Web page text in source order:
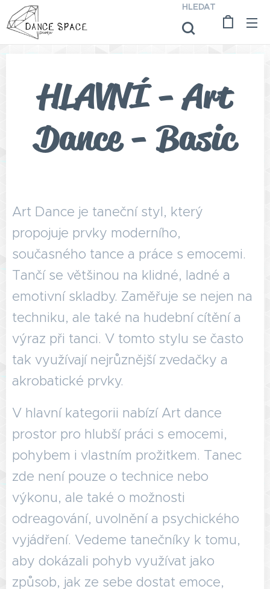
HLEDAT
HLAVNÍ - Art
Dance - Basic
Art Dance je taneční styl, který
propojuje prvky moderního,
současného tance a práce s emocemi.
Tančí se většinou na klidné, ladné a
emotivní skladby. Zaměřuje se nejen na
techniku, ale také na hudební cítění a
výraz při tanci. V tomto stylu se často
tak využívají nejrůznější zvedačky a
akrobatické prvky.
V hlavní kategorii nabízí Art dance
prostor pro hlubší práci s emocemi,
pohybem i vlastním prožitkem. Tanec
zde není pouze o technice nebo
výkonu, ale také o možnosti
odreagování, uvolnění a psychického
vyjádření. Vedeme tanečníky k tomu,
aby dokázali pohyb využívat jako
způsob, jak ze sebe dostat emoce,